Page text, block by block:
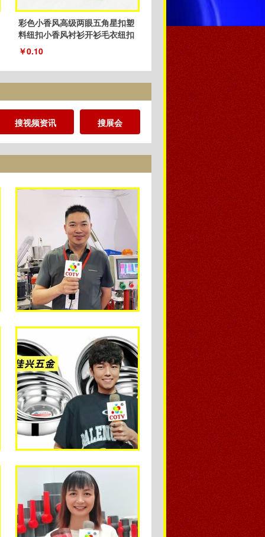
彩色小香风高级两眼五角星扣塑
料纽扣小香风衬衫开衫毛衣纽扣
厂家
￥0.10
搜视频资讯 搜展会